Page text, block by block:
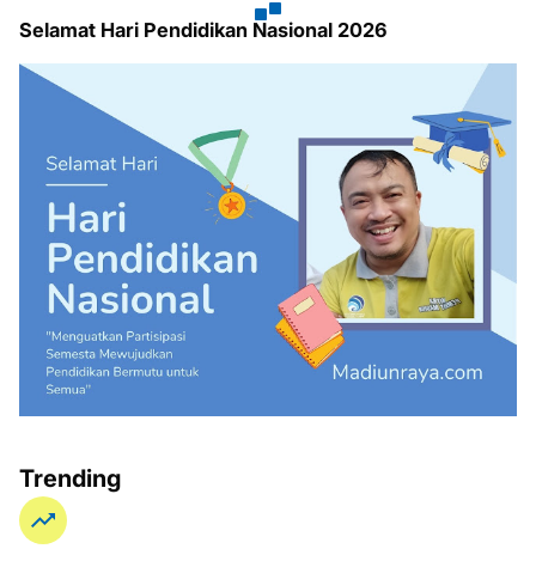
Selamat Hari Pendidikan Nasional 2026
Trending